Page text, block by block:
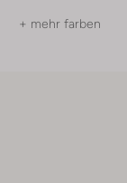
+ mehr farben